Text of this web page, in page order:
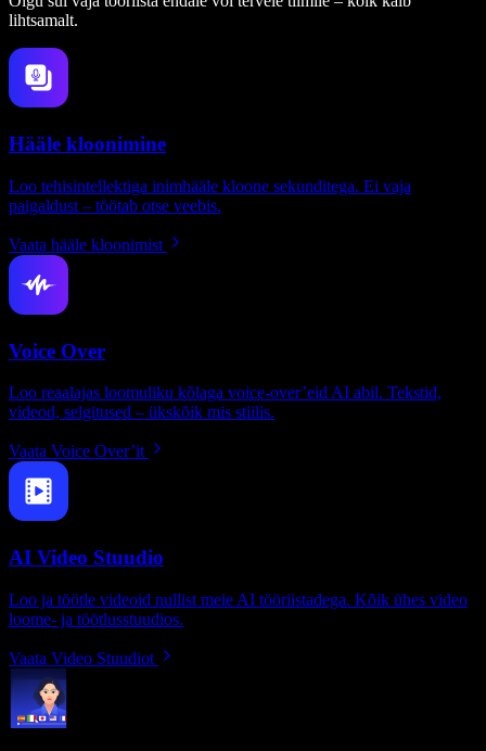
lihtsamalt.
Hääle kloonimine
Loo tehisintellektiga inimhääle kloone sekunditega. Ei vaja
paigaldust – töötab otse veebis.
Vaata hääle kloonimist
Voice Over
Loo reaalajas loomuliku kõlaga voice-over’eid AI abil. Tekstid,
videod, selgitused – ükskõik mis stiilis.
Vaata Voice Over’it
AI Video Stuudio
Loo ja töötle videoid nullist meie AI tööriistadega. Kõik ühes video
loome- ja töötlusstuudios.
Vaata Video Stuudiot